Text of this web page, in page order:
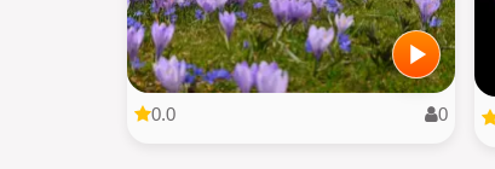
0.0 0